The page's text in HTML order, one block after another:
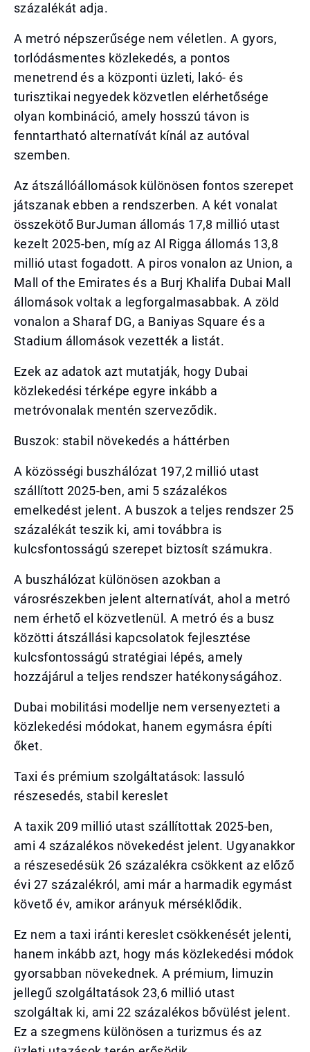
százalékát adja.
A metró népszerűsége nem véletlen. A gyors,
torlódásmentes közlekedés, a pontos
menetrend és a központi üzleti, lakó- és
turisztikai negyedek közvetlen elérhetősége
olyan kombináció, amely hosszú távon is
fenntartható alternatívát kínál az autóval
szemben.
Az átszállóállomások különösen fontos szerepet
játszanak ebben a rendszerben. A két vonalat
összekötő BurJuman állomás 17,8 millió utast
kezelt 2025-ben, míg az Al Rigga állomás 13,8
millió utast fogadott. A piros vonalon az Union, a
Mall of the Emirates és a Burj Khalifa Dubai Mall
állomások voltak a legforgalmasabbak. A zöld
vonalon a Sharaf DG, a Baniyas Square és a
Stadium állomások vezették a listát.
Ezek az adatok azt mutatják, hogy Dubai
közlekedési térképe egyre inkább a
metróvonalak mentén szerveződik.
Buszok: stabil növekedés a háttérben
A közösségi buszhálózat 197,2 millió utast
szállított 2025-ben, ami 5 százalékos
emelkedést jelent. A buszok a teljes rendszer 25
százalékát teszik ki, ami továbbra is
kulcsfontosságú szerepet biztosít számukra.
A buszhálózat különösen azokban a
városrészekben jelent alternatívát, ahol a metró
nem érhető el közvetlenül. A metró és a busz
közötti átszállási kapcsolatok fejlesztése
kulcsfontosságú stratégiai lépés, amely
hozzájárul a teljes rendszer hatékonyságához.
Dubai mobilitási modellje nem versenyezteti a
közlekedési módokat, hanem egymásra építi
őket.
Taxi és prémium szolgáltatások: lassuló
részesedés, stabil kereslet
A taxik 209 millió utast szállítottak 2025-ben,
ami 4 százalékos növekedést jelent. Ugyanakkor
a részesedésük 26 százalékra csökkent az előző
évi 27 százalékról, ami már a harmadik egymást
követő év, amikor arányuk mérséklődik.
Ez nem a taxi iránti kereslet csökkenését jelenti,
hanem inkább azt, hogy más közlekedési módok
gyorsabban növekednek. A prémium, limuzin
jellegű szolgáltatások 23,6 millió utast
szolgáltak ki, ami 22 százalékos bővülést jelent.
Ez a szegmens különösen a turizmus és az